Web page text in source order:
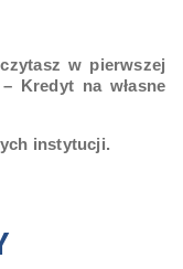
w pierwszej
Kredyt na własne
instytucji.